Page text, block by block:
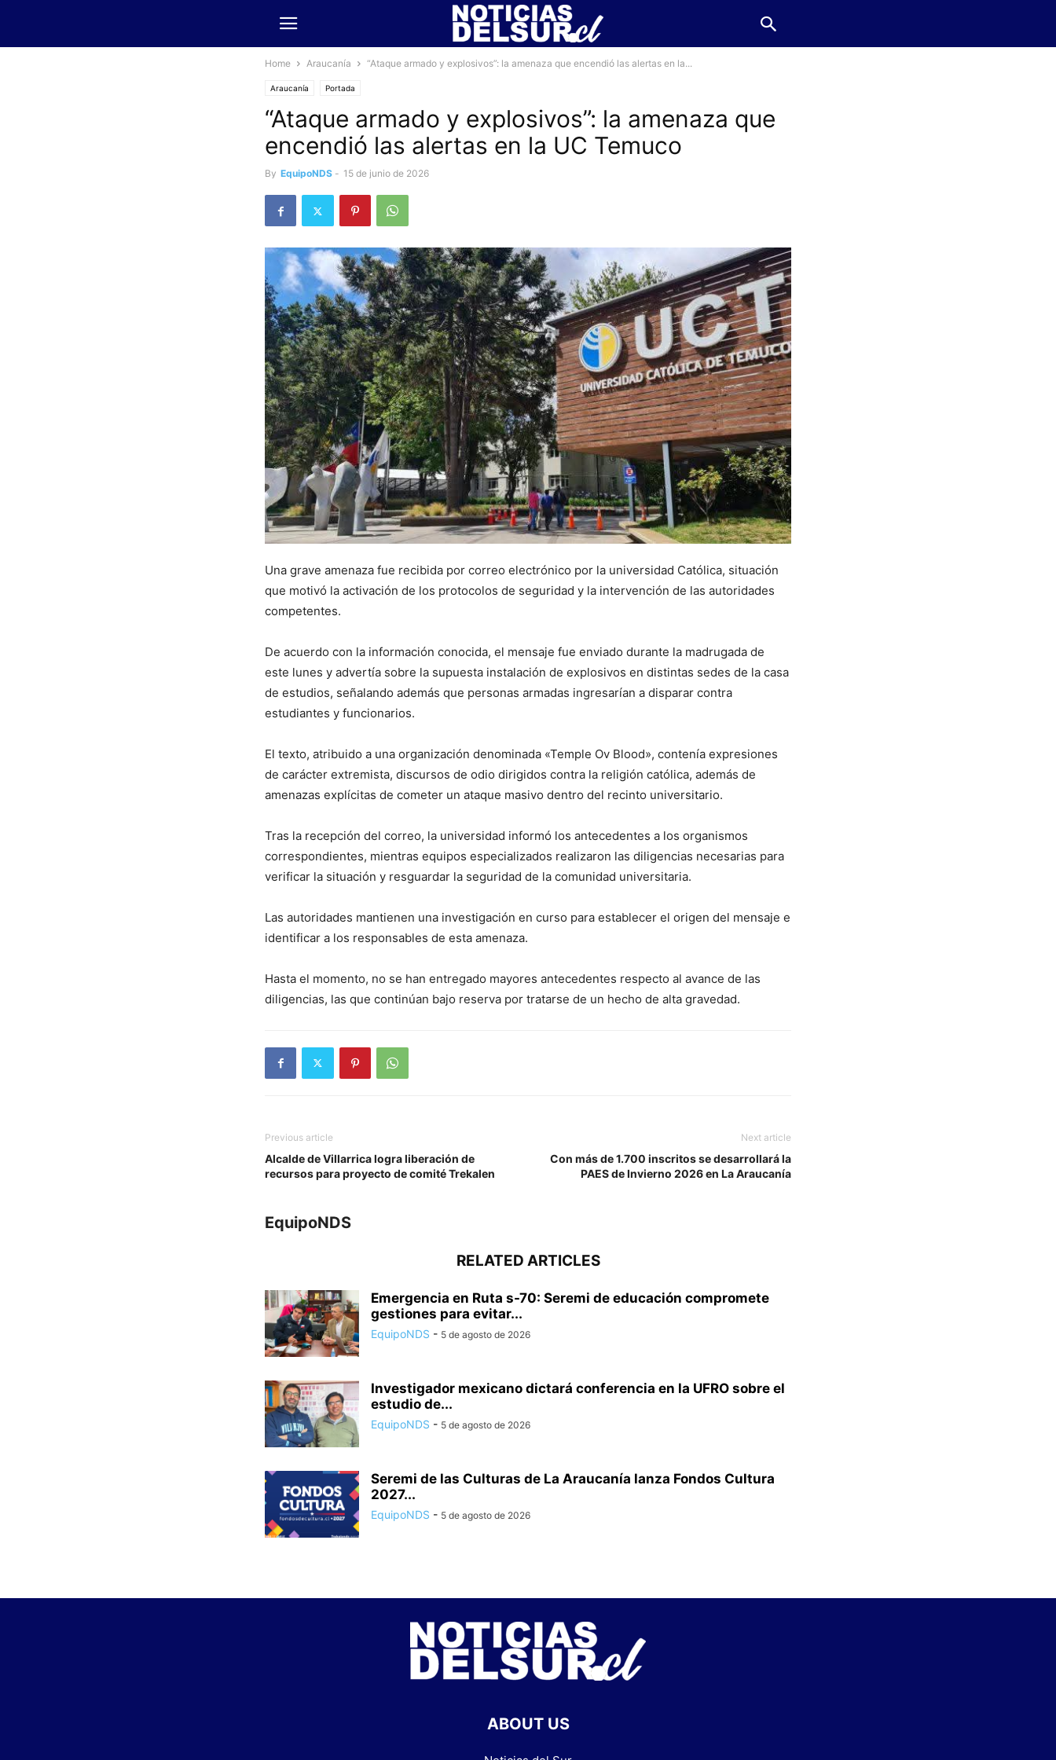
Home Araucanía “Ataque armado y explosivos”: la amenaza que encendió las alertas en la...
Araucanía Portada
“Ataque armado y explosivos”: la amenaza que
encendió las alertas en la UC Temuco
By EquipoNDS - 15 de junio de 2026
Una grave amenaza fue recibida por correo electrónico por la universidad Católica, situación
que motivó la activación de los protocolos de seguridad y la intervención de las autoridades
competentes.
De acuerdo con la información conocida, el mensaje fue enviado durante la madrugada de
este lunes y advertía sobre la supuesta instalación de explosivos en distintas sedes de la casa
de estudios, señalando además que personas armadas ingresarían a disparar contra
estudiantes y funcionarios.
El texto, atribuido a una organización denominada «Temple Ov Blood», contenía expresiones
de carácter extremista, discursos de odio dirigidos contra la religión católica, además de
amenazas explícitas de cometer un ataque masivo dentro del recinto universitario.
Tras la recepción del correo, la universidad informó los antecedentes a los organismos
correspondientes, mientras equipos especializados realizaron las diligencias necesarias para
verificar la situación y resguardar la seguridad de la comunidad universitaria.
Las autoridades mantienen una investigación en curso para establecer el origen del mensaje e
identificar a los responsables de esta amenaza.
Hasta el momento, no se han entregado mayores antecedentes respecto al avance de las
diligencias, las que continúan bajo reserva por tratarse de un hecho de alta gravedad.
Previous article
Alcalde de Villarrica logra liberación de
recursos para proyecto de comité Trekalen
Next article
Con más de 1.700 inscritos se desarrollará la
PAES de Invierno 2026 en La Araucanía
EquipoNDS
RELATED ARTICLES
Emergencia en Ruta s-70: Seremi de educación compromete
gestiones para evitar...
EquipoNDS - 5 de agosto de 2026
Investigador mexicano dictará conferencia en la UFRO sobre el
estudio de...
EquipoNDS - 5 de agosto de 2026
Seremi de las Culturas de La Araucanía lanza Fondos Cultura
2027...
EquipoNDS - 5 de agosto de 2026
ABOUT US